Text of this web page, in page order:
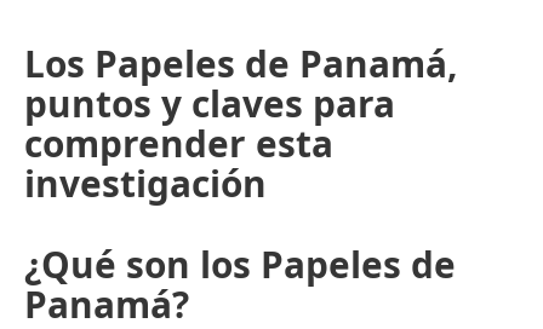
Los Papeles de Panamá,
puntos y claves para
comprender esta
investigación
¿Qué son los Papeles de
Panamá?